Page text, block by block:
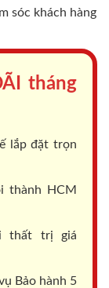
sóc khách hàng
tháng
lắp đặt trọn
thành HCM
thất trị giá
Bảo hành 5